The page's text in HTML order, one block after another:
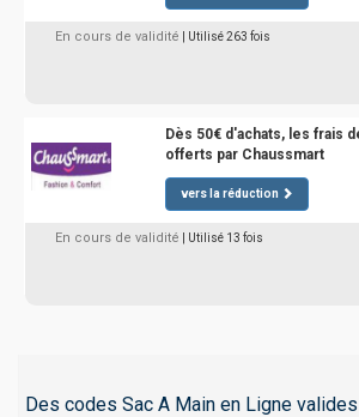
En cours de validité | Utilisé 263 fois
Dès 50€ d'achats, les frais
offerts par Chaussmart
vers la réduction
En cours de validité | Utilisé 13 fois
Des codes Sac A Main en Ligne valides